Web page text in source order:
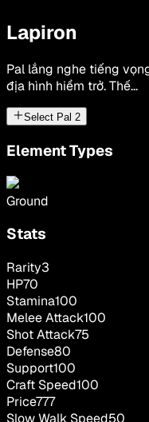
Lapiron
Pal lắng nghe tiếng
địa hình hiểm trở. Thế...
Select Pal 2
Element Types
Ground
Stats
Rarity3
HP70
Stamina100
Melee Attack100
Shot Attack75
Defense80
Support100
Craft Speed100
Price777
Slow Walk Speed50